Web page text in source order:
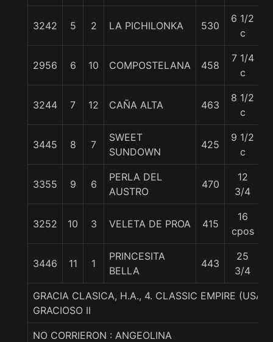
3242 5 2 LA PICHILONKA 530
6 1/2
c
2956 6 10 COMPOSTELANA 458
7 1/4
c
3244 7 12 CAÑA ALTA 463
8 1/2
c
3445 8 7
SWEET
SUNDOWN
425
9 1/2
c
3355 9 6
PERLA DEL
AUSTRO
470
12
3/4
3252 10 3 VELETA DE PROA 415
16
cpos
3446 11 1
PRINCESITA
BELLA
443
25
3/4
GRACIA CLASICA, H.A., 4. CLASSIC EMPIRE
GRACIOSO II
NO CORRIERON : ANGEOLINA